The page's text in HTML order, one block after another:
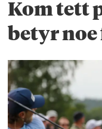
Kom tett
betyr